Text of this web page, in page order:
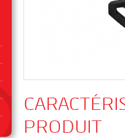
PRODUIT